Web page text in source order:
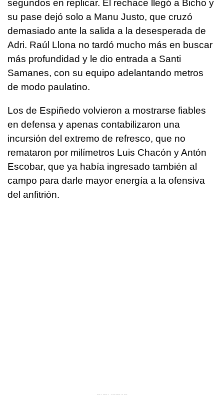
segundos en replicar. El rechace llegó a Bicho y
su pase dejó solo a Manu Justo, que cruzó
demasiado ante la salida a la desesperada de
Adri. Raúl Llona no tardó mucho más en buscar
más profundidad y le dio entrada a Santi
Samanes, con su equipo adelantando metros
de modo paulatino.
Los de Espiñedo volvieron a mostrarse fiables
en defensa y apenas contabilizaron una
incursión del extremo de refresco, que no
remataron por milímetros Luis Chacón y Antón
Escobar, que ya había ingresado también al
campo para darle mayor energía a la ofensiva
del anfitrión.